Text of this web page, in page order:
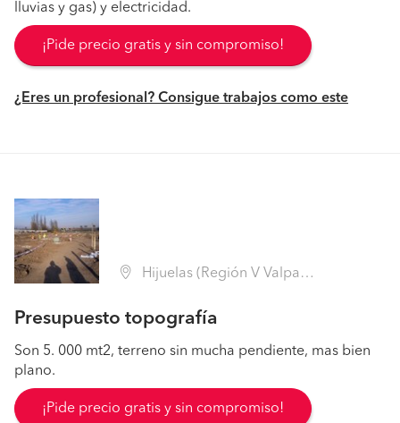
lluvias y gas) y electricidad.
¡Pide precio gratis y sin compromiso!
¿Eres un profesional? Consigue trabajos como este
Hijuelas (Región V Valparaíso - Quillota)
Presupuesto topografía
Son 5. 000 mt2, terreno sin mucha pendiente, mas bien
plano.
¡Pide precio gratis y sin compromiso!